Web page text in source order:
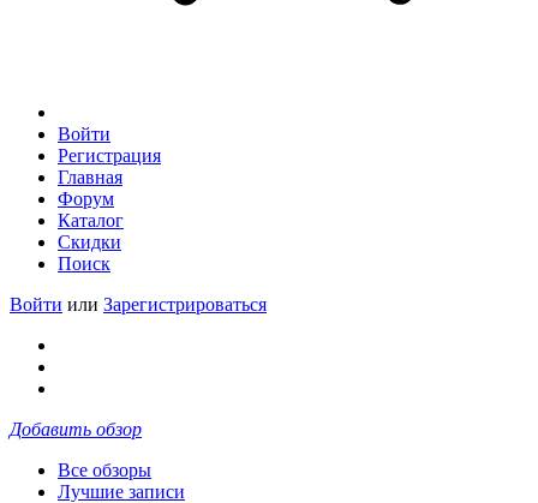
Войти
Регистрация
Главная
Форум
Каталог
Скидки
Поиск
Войти или Зарегистрироваться
Добавить обзор
Все обзоры
Лучшие записи